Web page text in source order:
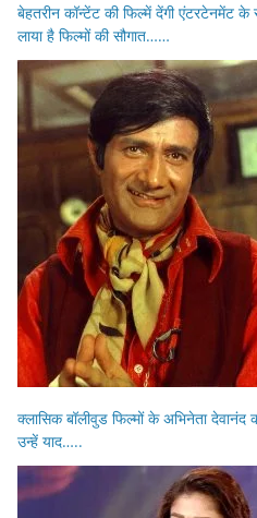
बेहतरीन कॉन्टेंट की फिल्में देंगी एंटरटेनमेंट
लाया है फिल्मों की सौगात……
क्लासिक बॉलीवुड फिल्मों के अभिनेता
उन्हें याद…..